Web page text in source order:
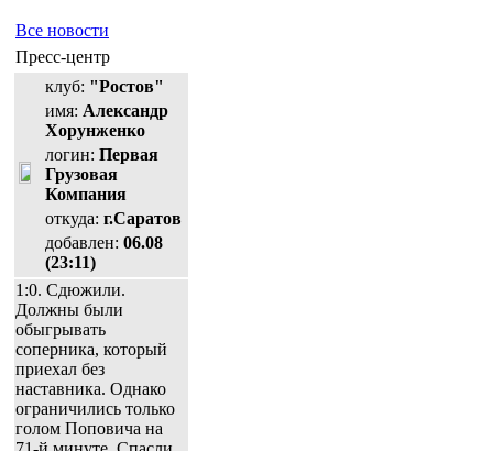
Все новости
Пресс-центр
клуб: "Ростов"
имя: Александр
Хорунженко
логин: Первая
Грузовая
Компания
откуда: г.Саратов
добавлен: 06.08
(23:11)
1:0. Сдюжили.
Должны были
обыгрывать
соперника, который
приехал без
наставника. Однако
ограничились только
голом Поповича на